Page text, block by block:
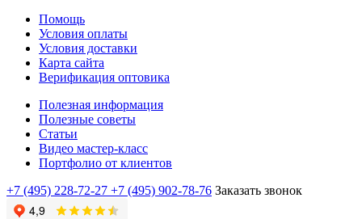
Помощь
Условия оплаты
Условия доставки
Карта сайта
Верификация оптовика
Полезная информация
Полезные советы
Статьи
Видео мастер-класс
Портфолио от клиентов
+7 (495) 228-72-27 +7 (495) 902-78-76 Заказать звонок